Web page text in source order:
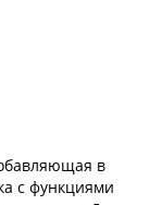
в
с функциями